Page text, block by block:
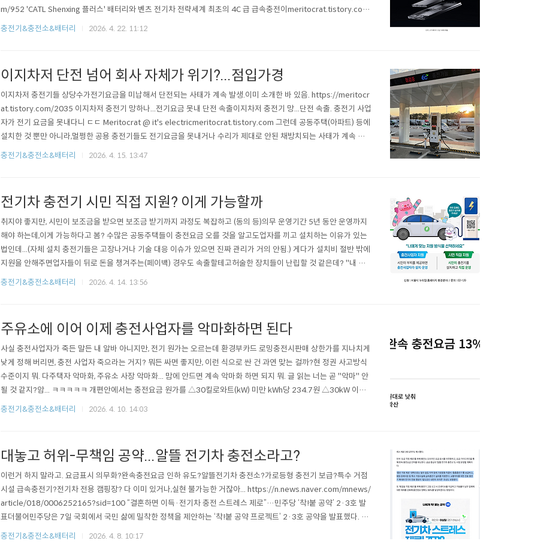
m/952 'CATL Shenxing 플러스' 배터리와 벤츠 전기차 전략세계 최초의 4C 급 급속충전이meritocrat.tistory.com
나트륨도 진행 중이고...https://meritocrat.tistory.com/1497 중국CATL, 올해 말 나트륨(Sodium)이온 배터리 ..
충전기&충전소&배터리 2026. 4. 22. 11:12
이지차저 단전 넘어 회사 자체가 위기?...점입가경
이지차저 충전기들 상당수가전기요금을 미납해서 단전되는 사태가 계속 발생.이미 소개한 바 있음. https://meritocr
at.tistory.com/2035 이지차저 충전기 망하나...전기요금 못내 단전 속출이지차저 충전기 망...단전 속출. 충전기 사업
자가 전기 요금을 못내다니 ㄷㄷ Meritocrat @ it's electricmeritocrat.tistory.com 그런데 공동주택(아파트) 등에
설치한 것 뿐만 아니라,멀쩡한 공용 충전기들도 전기요금을 못내거나 수리가 제대로 안된 채방치되는 사태가 계속 속
출. 위는 고속도로 충전소 충전기라는데점검중 이라고 하고 그대로 방치 중 ㄷㄷ 월급을 안줘서 출장올 기사가 없다고
충전기&충전소&배터리 2026. 4. 15. 13:47
전기차 충전기 시민 직접 지원? 이게 가능할까
취지야 좋지만, 시민이 보조금을 받으면 보조금 받기까지 과정도 복잡하고 (동의 등)의무 운영기간 5년 동안 운영까지
해야 하는데,이게 가능하다고 봄? 수많은 공동주택들이 충전요금 오를 것을 알고도업자를 끼고 설치하는 이유가 있는
법인데...(자체 설치 충전기들은 고장나거나 기술 대응 이슈가 있으면 진짜 관리가 거의 안됨.) 게다가 설치비 절반 밖에
지원을 안해주면업자들이 뒤로 돈을 챙겨주는(페이백) 경우도 속출할테고허술한 장치들이 난립할 것 같은데? ''내 집
앞에 설치하고, 설치비 절반 돌려받는다''…전기차 충전기 시민 직접 지원- 서울시, 보조금 수혜 대상을 ‘사업자’에서 ‘시
충전기&충전소&배터리 2026. 4. 14. 13:56
주유소에 이어 이제 충전사업자를 악마화하면 된다
사실 충전사업자가 죽든 말든 내 알바 아니지만, 전기 원가는 오르는데 환경부카드 로밍충전시판매 상한가를 지나치게
낮게 정해 버리면, 충전 사업자 죽으라는 거지? 뭐든 싸면 좋지만, 이런 식으로 싼 건 과연 맞는 걸까?현 정권 사고방식
수준이지 뭐. 다주택자 악마화, 주유소 사장 악마화... 맘에 안드면 계속 악마화 하면 되지 뭐. 글 읽는 너는 곧 "악마" 안
될 것 같지?암... ㅋㅋㅋㅋㅋ 개편안에서는 충전요금 원가를 △30킬로와트(kW) 미만 kWh당 234.7원 △30kW 이상
50kW 미만 272.2원 △50kW 이상 100kW 미만 281.9원 △100kW 이상 200kW 미만 315.6원 △200kW 이상 3
충전기&충전소&배터리 2026. 4. 10. 14:03
대놓고 허위-무책임 공약...알뜰 전기차 충전소라고?
이런거 하지 말라고. 요금표시 의무화?완속충전요금 인하 유도?알뜰전기차 충전소?가로등형 충전기 보급?특수 거점
시설 급속충전기?전기차 전용 캠핑장? 다 이미 있거나,실현 불가능한 거잖아... https://n.news.naver.com/mnews/
article/018/0006252165?sid=100 “결혼하면 이득·전기차 충전 스트레스 제로”…민주당 ‘착!붙 공약’ 2·3호 발
표더불어민주당은 7일 국회에서 국민 삶에 밀착한 정책을 제안하는 ‘착!붙 공약 프로젝트’ 2·3호 공약을 발표했다. 결
혼에 따른 경제적 불이익을 해소하는 ‘결혼 인센티브’ 공약과 전기차 이n.news.naver.com 전기차 오너들은 저런 거
충전기&충전소&배터리 2026. 4. 8. 10:17